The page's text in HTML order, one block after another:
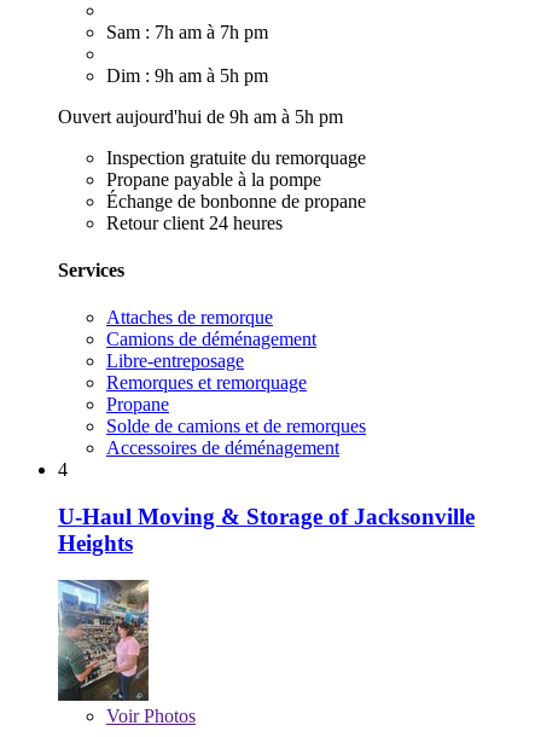
Sam : 7h am à 7h pm
Dim : 9h am à 5h pm
Ouvert aujourd'hui de 9h am à 5h pm
Inspection gratuite du remorquage
Propane payable à la pompe
Échange de bonbonne de propane
Retour client 24 heures
Services
Attaches de remorque
Camions de déménagement
Libre-entreposage
Remorques et remorquage
Propane
Solde de camions et de remorques
Accessoires de déménagement
4
U-Haul Moving & Storage of Jacksonville
Heights
VoirPhotos